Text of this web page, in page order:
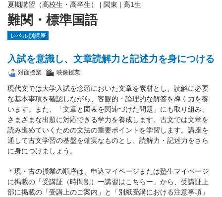
難関・標準国語
夏期講習（高校生・高卒生） | 関東 | 高1生
レベル別講座
入試を意識し、文章読解力と記述力を身につける
対面授業 映像授業
現代文では大学入試を念頭においた文章を素材とし、読解に必要
な基本事項を確認しながら、客観的・論理的な解答を導く力を養
います。また、「文章と図表を関連づけた問題」にも取り組み、
さまざまな出題に対応できる学力を養成します。古文では文章を
読み進めていくための文法の重要ポイントを学習します。講座を
通して古文学習の基盤を確実なものとし、読解力・記述力をさら
に身につけましょう。
＊現・古の授業の順序は、申込マイページまたは塾生マイページ
に掲載の「受講証（時間割）ー講習はこちらー」から、受講証上
部に掲載の「受講上のご案内」と「別紙受講における注意事項」